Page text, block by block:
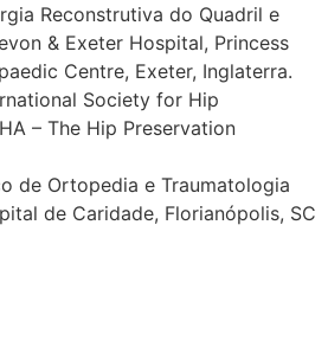
Reconstrutiva do Quadril e
& Exeter Hospital, Princess
Centre, Exeter, Inglaterra.
Society for Hip
– The Hip Preservation
de Ortopedia e Traumatologia
de Caridade, Florianópolis, SC